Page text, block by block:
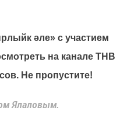
әле» с участием
на канале ТНВ
Не пропустите!
Ялаловым.